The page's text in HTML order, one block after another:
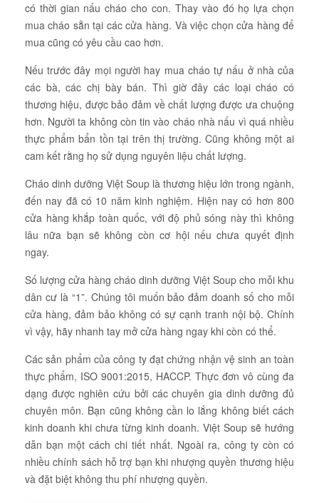
có thời gian nấu cháo cho con. Thay vào đó họ lựa chọn
mua cháo sẵn tại các cửa hàng. Và việc chọn cửa hàng để
mua cũng có yêu cầu cao hơn.
Nếu trước đây mọi người hay mua cháo tự nấu ở nhà của
các bà, các chị bày bán. Thì giờ đây các loại cháo có
thương hiệu, được bảo đảm về chất lượng được ưa chuộng
hơn. Người ta không còn tin vào cháo nhà nấu vì quá nhiều
thực phẩm bẩn tồn tại trên thị trường. Cũng không một ai
cam kết rằng họ sử dụng nguyên liệu chất lượng.
Cháo dinh dưỡng Việt Soup là thương hiệu lớn trong ngành,
đến nay đã có 10 năm kinh nghiệm. Hiện nay có hơn 800
cửa hàng khắp toàn quốc, với độ phủ sóng này thì không
lâu nữa bạn sẽ không còn cơ hội nếu chưa quyết định
ngay.
Số lượng cửa hàng cháo dinh dưỡng Việt Soup cho mỗi khu
dân cư là “1”. Chúng tôi muốn bảo đảm doanh số cho mỗi
cửa hàng, đảm bảo không có sự cạnh tranh nội bộ. Chính
vì vậy, hãy nhanh tay mở cửa hàng ngay khi còn có thể.
Các sản phẩm của công ty đạt chứng nhận vệ sinh an toàn
thực phẩm, ISO 9001:2015, HACCP. Thực đơn vô cùng đa
dạng được nghiên cứu bởi các chuyên gia dinh dưỡng đủ
chuyên môn. Bạn cũng không cần lo lắng không biết cách
kinh doanh khi chưa từng kinh doanh. Việt Soup sẽ hướng
dẫn bạn một cách chi tiết nhất. Ngoài ra, công ty còn có
nhiều chính sách hỗ trợ bạn khi nhượng quyền thương hiệu
và đặt biệt không thu phí nhượng quyền.